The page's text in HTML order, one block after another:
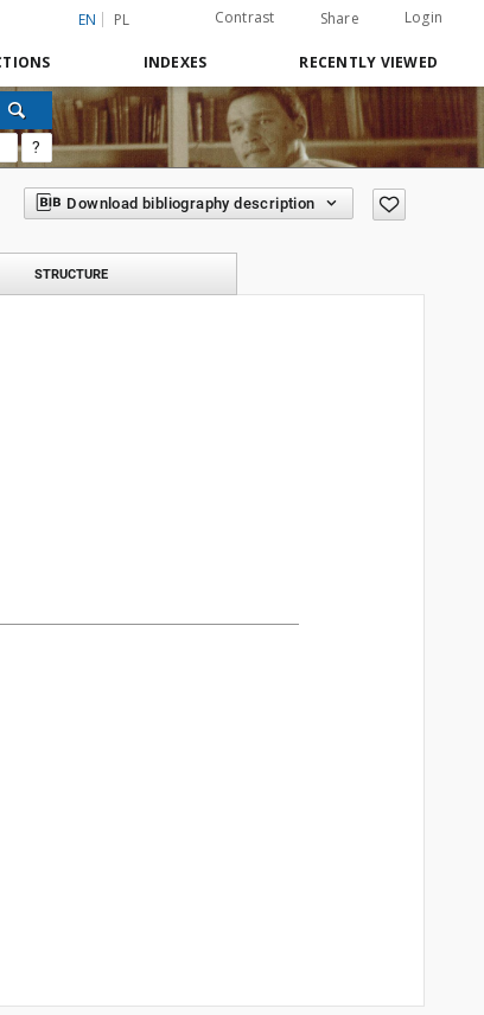
EN PL Contrast Share Login
INDEXES RECENTLY VIEWED
?
Download bibliography description
STRUCTURE